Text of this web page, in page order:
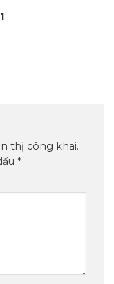
thị công khai.
*